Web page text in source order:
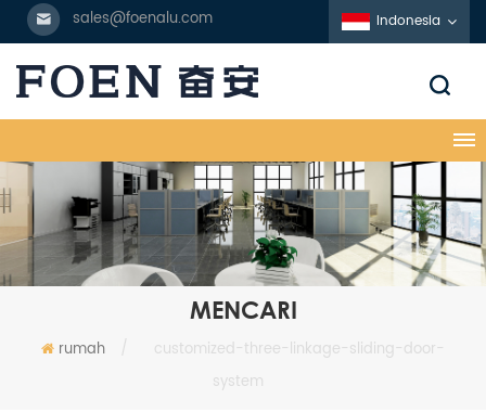
sales@foenalu.com Indonesia
MENCARI
rumah /
customized-three-linkage-sliding-door-
system